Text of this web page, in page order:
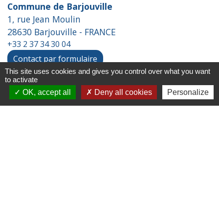
Commune de Barjouville
1, rue Jean Moulin
28630 Barjouville - FRANCE
+33 2 37 34 30 04
Contact par formulaire
Liens
This site uses cookies and gives you control over what you want
to activate
OK, accept all
Deny all cookies Personalize